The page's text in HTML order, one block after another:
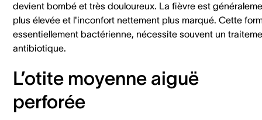
devient bombé et très douloureux. La fièvre est
plus élevée et l'inconfort nettement plus marqué. Cette
essentiellement bactérienne, nécessite souvent un
antibiotique.
L’otite moyenne aiguë
perforée